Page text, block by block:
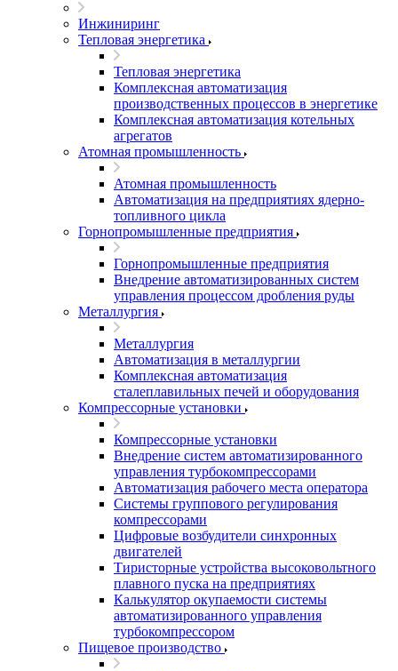
Инжиниринг
Тепловая энергетика
Тепловая энергетика
Комплексная автоматизация
производственных процессов в энергетике
Комплексная автоматизация котельных
агрегатов
Атомная промышленность
Атомная промышленность
Автоматизация на предприятиях ядерно-
топливного цикла
Горнопромышленные предприятия
Горнопромышленные предприятия
Внедрение автоматизированных систем
управления процессом дробления руды
Металлургия
Металлургия
Автоматизация в металлургии
Комплексная автоматизация
сталеплавильных печей и оборудования
Компрессорные установки
Компрессорные установки
Внедрение систем автоматизированного
управления турбокомпрессорами
Автоматизация рабочего места оператора
Системы группового регулирования
компрессорами
Цифровые возбудители синхронных
двигателей
Тиристорные устройства высоковольтного
плавного пуска на предприятиях
Калькулятор окупаемости системы
автоматизированного управления
турбокомпрессором
Пищевое производство